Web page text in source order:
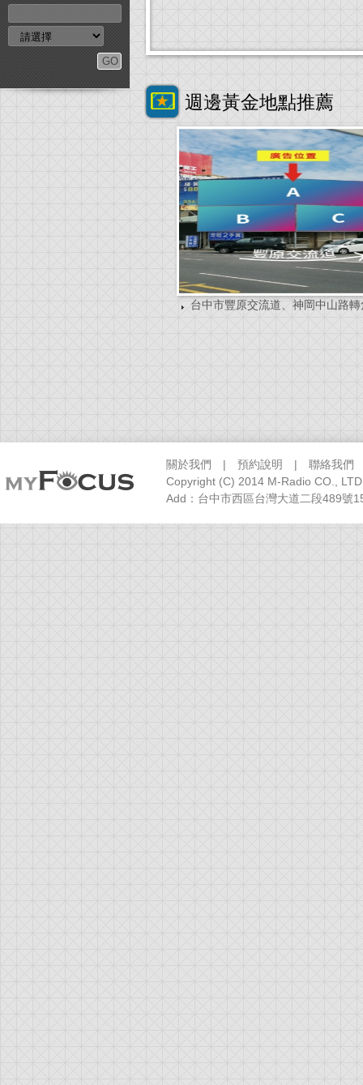
週邊黃金地點推薦
台中市豐原交流道、神岡中山路轉
關於我們 | 預約說明 | 聯絡我們
Copyright (C) 2014 M-Radio CO.,
Add：台中市西區台灣大道二段489